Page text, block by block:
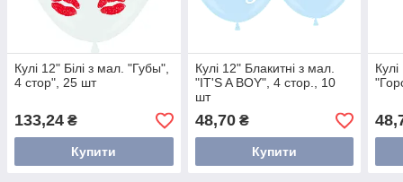
Кулі 12" Білі з мал. "Губы",
4 стор", 25 шт
133,24 ₴
Купити
Кулі 12" Блакитні з мал.
"IT'S A BOY", 4 стор., 10
шт
48,70₴
Купити